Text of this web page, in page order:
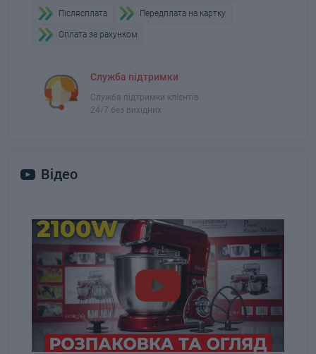
Пiслясплата Передплата на картку
Оплата за рахунком
Служба підтримки
Служба підтримки клієнтів
24/7 без вихідних
Відео